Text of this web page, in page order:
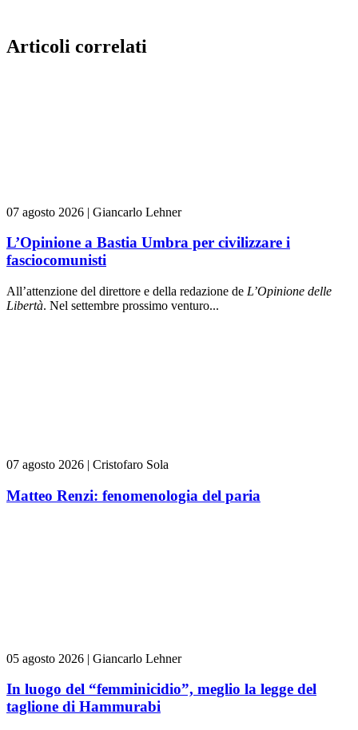
Articoli correlati
07 agosto 2026 | Giancarlo Lehner
L’Opinione a Bastia Umbra per civilizzare i
fasciocomunisti
All’attenzione del direttore e della redazione de L’Opinione delle
Libertà. Nel settembre prossimo venturo...
07 agosto 2026 | Cristofaro Sola
Matteo Renzi: fenomenologia del paria
05 agosto 2026 | Giancarlo Lehner
In luogo del “femminicidio”, meglio la legge del
taglione di Hammurabi